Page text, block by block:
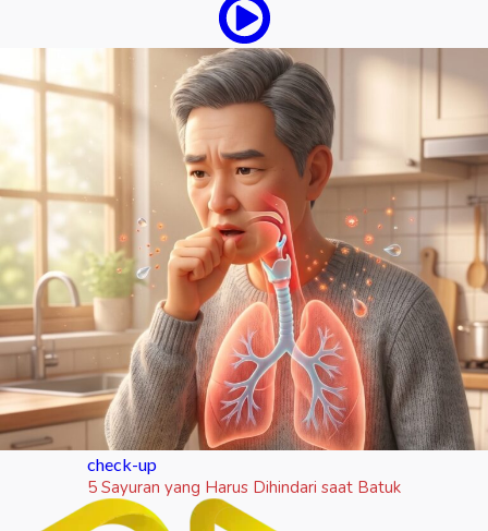
check-up
5 Sayuran yang Harus Dihindari saat Batuk